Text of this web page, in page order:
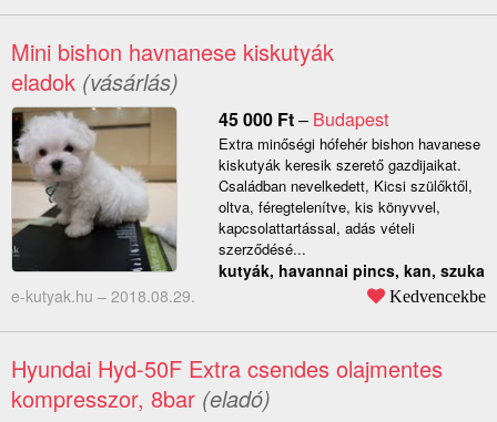
Mini bishon havnanese kiskutyák
eladok (vásárlás)
45 000 Ft– Budapest
Extra minőségi hófehér bishon havanese
kiskutyák keresik szerető gazdijaikat.
Családban nevelkedett, Kicsi szülőktől,
oltva, féregtelenítve, kis könyvvel,
kapcsolattartással, adás vételi
szerződésé...
kutyák, havannai pincs, kan, szuka
e-kutyak.hu – 2018.08.29. Kedvencekbe
Hyundai Hyd-50F Extra csendes olajmentes
kompresszor, 8bar (eladó)